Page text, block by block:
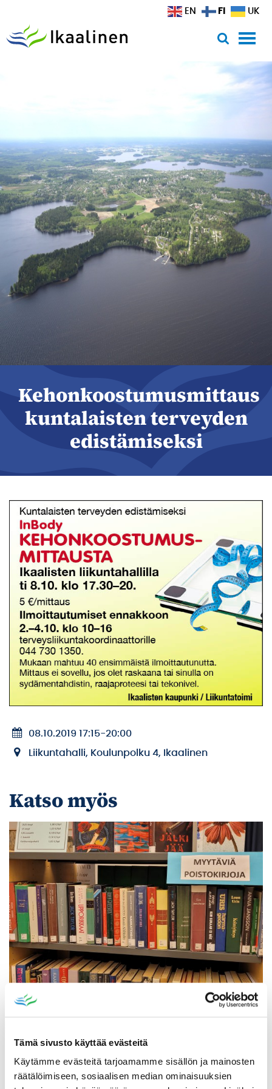
Tämä sivusto käyttää evästeitä
Käytämme evästeitä tarjoamamme sisällön ja mainosten
räätälöimiseen, sosiaalisen median ominaisuuksien
Kehonkoostumusmittaus
kuntalaisten terveyden
edistämiseksi
08.10.2019 17:15-20:00
Liikuntahalli, Koulunpolku 4, Ikaalinen
Katso myös
Poistomyynti kirjaston aukioloaikana
03.06.2026-31.08.2026
Lue lisää
EN FI UK